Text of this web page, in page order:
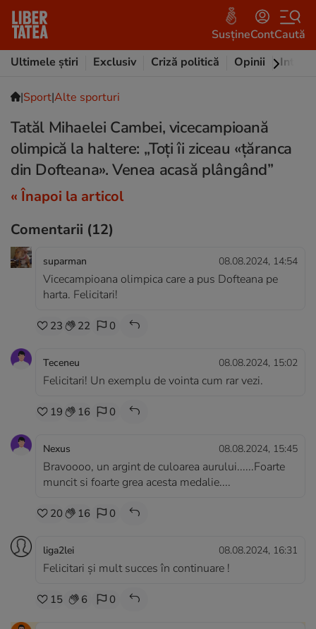
SusțineContCaută
Ultimele știri
Exclusiv Criză politică Opinii
|Sport|Alte sporturi
Tatăl Mihaelei Cambei, vicecampioană
olimpică la haltere: „Toți îi ziceau «țăranca
din Dofteana». Venea acasă plângând”
« Înapoi la articol
Comentarii (12)
suparman 08.08.2024, 14:54
Vicecampioana olimpica care a pus Dofteana pe
harta. Felicitari!
23 22 0
Teceneu 08.08.2024, 15:02
Felicitari! Un exemplu de vointa cum rar vezi.
19 16 0
Nexus 08.08.2024, 15:45
Bravoooo, un argint de culoarea aurului......Foarte
muncit si foarte grea acesta medalie....
20 16 0
liga2lei 08.08.2024, 16:31
Felicitari și mult succes în continuare !
15 6 0